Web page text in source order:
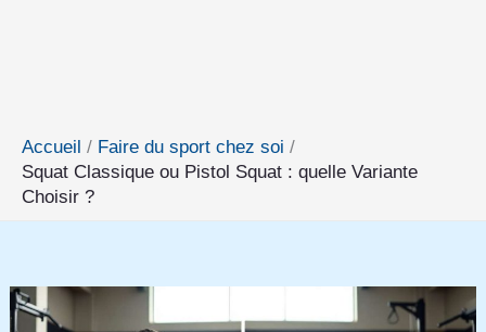
Accueil
Faire du sport chez soi
Squat Classique ou Pistol Squat : quelle Variante
Choisir ?